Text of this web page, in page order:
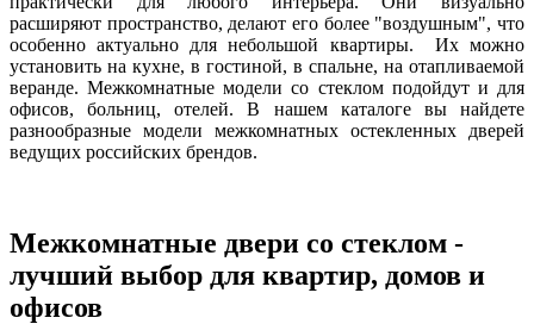
расширяют пространство, делают его более "воздушным", что
особенно актуально для небольшой квартиры. Их можно
установить на кухне, в гостиной, в спальне, на отапливаемой
веранде. Межкомнатные модели со стеклом подойдут и для
офисов, больниц, отелей. В нашем каталоге вы найдете
разнообразные модели межкомнатных остекленных дверей
ведущих российских брендов.
Межкомнатные двери со стеклом -
лучший выбор для квартир, домов и
офисов